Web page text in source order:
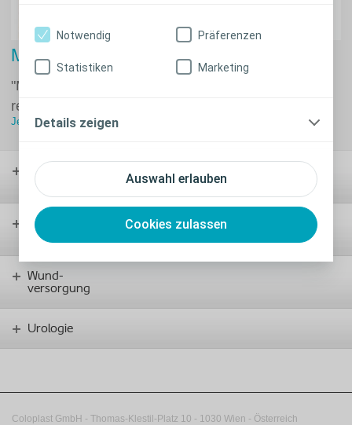
Auswahl erlauben
Cookies zulassen
Notwendig Präferenzen
Statistiken Marketing
Details zeigen
Mein ReisePaket
"Mein ReisePaket" unterstützt Sie bei der
reibungslosen Planung Ihrer Reise.
Jetzt kostenlos bestellen
Stoma-
versorgung
Kontinenz-
versorgung
Wund-
versorgung
Urologie
Coloplast GmbH - Thomas-Klestil-Platz 10 - 1030 Wien - Österreich